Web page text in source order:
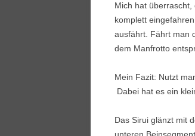
Mich hat
komplett
ausfährt. Fährt man
dem Manfrotto
Mein Fazit: Nutzt
Dabei hat es ein
Das Sirui glänzt mit